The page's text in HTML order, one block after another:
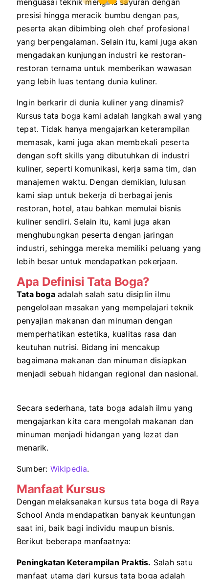
menguasai teknik mengiris sayuran dengan
presisi hingga meracik bumbu dengan pas,
peserta akan dibimbing oleh chef profesional
yang berpengalaman. Selain itu, kami juga akan
mengadakan kunjungan industri ke restoran-
restoran ternama untuk memberikan wawasan
yang lebih luas tentang dunia kuliner.
Ingin berkarir di dunia kuliner yang dinamis?
Kursus tata boga kami adalah langkah awal yang
tepat. Tidak hanya mengajarkan keterampilan
memasak, kami juga akan membekali peserta
dengan soft skills yang dibutuhkan di industri
kuliner, seperti komunikasi, kerja sama tim, dan
manajemen waktu. Dengan demikian, lulusan
kami siap untuk bekerja di berbagai jenis
restoran, hotel, atau bahkan memulai bisnis
kuliner sendiri. Selain itu, kami juga akan
menghubungkan peserta dengan jaringan
industri, sehingga mereka memiliki peluang yang
lebih besar untuk mendapatkan pekerjaan.
Apa Definisi Tata Boga?
Tata boga adalah salah satu disiplin ilmu
pengelolaan masakan yang mempelajari teknik
penyajian makanan dan minuman dengan
memperhatikan estetika, kualitas rasa dan
keutuhan nutrisi. Bidang ini mencakup
bagaimana makanan dan minuman disiapkan
menjadi sebuah hidangan regional dan nasional.
Secara sederhana, tata boga adalah ilmu yang
mengajarkan kita cara mengolah makanan dan
minuman menjadi hidangan yang lezat dan
menarik.
Sumber: Wikipedia.
Manfaat Kursus
Dengan melaksanakan kursus tata boga di Raya
School Anda mendapatkan banyak keuntungan
saat ini, baik bagi individu maupun bisnis.
Berikut beberapa manfaatnya:
Peningkatan Keterampilan Praktis. Salah satu
manfaat utama dari kursus tata boga adalah